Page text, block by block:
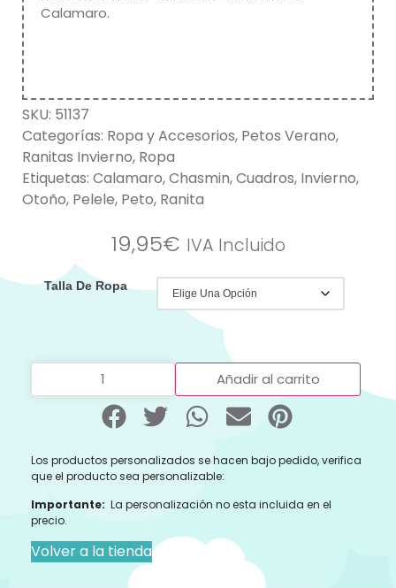
Calamaro.
SKU: 51137
Categorías: Ropa y Accesorios, Petos Verano,
Ranitas Invierno, Ropa
Etiquetas: Calamaro,Chasmin,Cuadros, Invierno,
Otoño, Pelele, Peto, Ranita
19,95€ IVA Incluido
Talla De Ropa
Añadir al carrito
Los productos personalizados se hacen bajo pedido, verifica
que el producto sea personalizable:
Importante: La personalización no esta incluida en el
precio.
Volver a la tienda